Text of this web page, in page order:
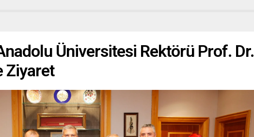
Üniversitesi Rektörü Prof. Dr.
Ziyaret